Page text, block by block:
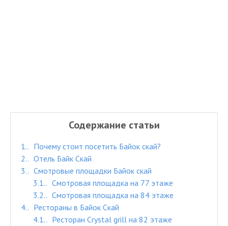
Содержание статьи
1.
Почему стоит посетить Байок скай?
2.
Отель Байк Скай
3.
Смотровые площадки Байок скай
3.1.
Смотровая площадка на 77 этаже
3.2.
Смотровая площадка на 84 этаже
4.
Рестораны в Байок Скай
4.1.
Ресторан Crystal grill на 82 этаже